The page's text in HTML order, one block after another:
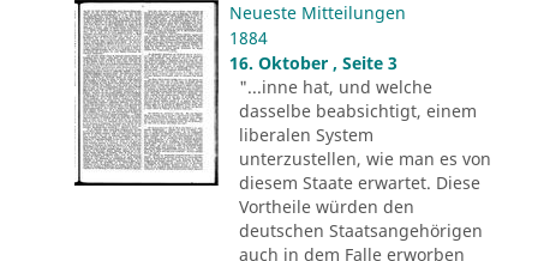
Neueste Mitteilungen
1884
16. Oktober , Seite 3
"...inne hat, und welche
dasselbe beabsichtigt, einem
liberalen System
unterzustellen, wie man es von
diesem Staate erwartet. Diese
Vortheile würden den
deutschen Staatsangehörigen
auch in dem Falle erworben